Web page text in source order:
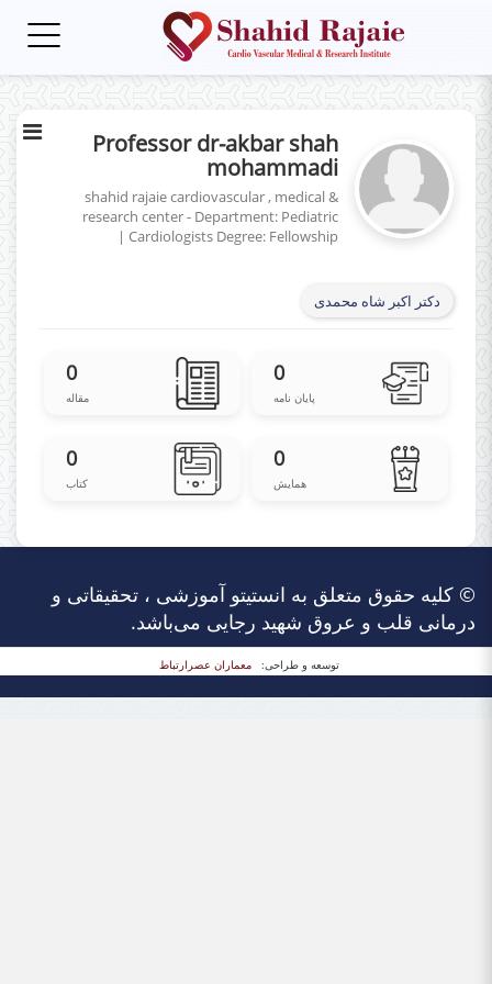
Professor dr-akbar shah
mohammadi
shahid rajaie cardiovascular , medical &
research center - Department: Pediatric
Cardiologists Degree: Fellowship
|
دکتر اکبر شاه محمدی
0
پایان نامه
0
مقاله
0
همایش
0
کتاب
© کلیه حقوق متعلق به انستیتو آموزشی ، تحقیقاتی و
درمانی قلب و عروق شهید رجایی می‌باشد.
توسعه و طراحی: معماران عصر‌ارتباط